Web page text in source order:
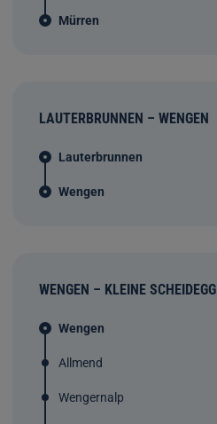
Mürren
LAUTERBRUNNEN – WENGEN
Lauterbrunnen
Wengen
WENGEN – KLEINE SCHEIDEGG
Wengen
Allmend
Wengernalp